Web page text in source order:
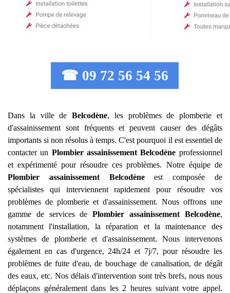
☎ 09 72 56 54 56
Dans la ville de Belcodène, les problèmes de plomberie et
d'assainissement sont fréquents et peuvent causer des dégâts
importants si non résolus à temps. C'est pourquoi il est essentiel de
contacter un Plombier assainissement Belcodène professionnel
et expérimenté pour résoudre ces problèmes. Notre équipe de
Plombier assainissement
Belcodèneest composée de
spécialistes qui interviennent rapidement pour résoudre vos
problèmes de plomberie et d'assainissement. Nous offrons une
gamme de services dePlombier assainissement Belcodène,
notamment l'installation, la réparation et la maintenance des
systèmes de plomberie et d'assainissement. Nous intervenons
également en cas d'urgence, 24h/24 et 7j/7, pour résoudre les
problèmes de fuite d'eau, de bouchage de canalisation, de dégât
des eaux, etc. Nos délais d'intervention sont très brefs, nous nous
déplaçons généralement dans les 2 heures suivant votre appel.